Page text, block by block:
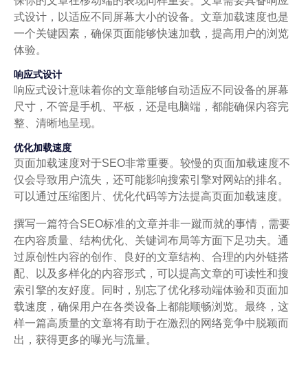
式设计，以适应不同屏幕大小的设备。文章加载速度也是
一个关键因素，确保页面能够快速加载，提高用户的浏览
体验。
响应式设计
响应式设计意味着你的文章能够自动适应不同设备的屏幕
尺寸，不管是手机、平板，还是电脑端，都能确保内容完
整、清晰地呈现。
优化加载速度
页面加载速度对于SEO非常重要。较慢的页面加载速度不
仅会导致用户流失，还可能影响搜索引擎对网站的排名。
可以通过压缩图片、优化代码等方法提高页面加载速度。
撰写一篇符合SEO标准的文章并非一蹴而就的事情，需要
在内容质量、结构优化、关键词布局等方面下足功夫。通
过原创性内容的创作、良好的文章结构、合理的内外链搭
配、以及多样化的内容形式，可以提高文章的可读性和搜
索引擎的友好度。同时，别忘了优化移动端体验和页面加
载速度，确保用户在各类设备上都能顺畅浏览。最终，这
样一篇高质量的文章将有助于在激烈的网络竞争中脱颖而
出，获得更多的曝光与流量。